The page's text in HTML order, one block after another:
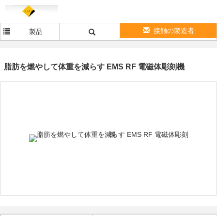
製品 接触の製造者
脂肪を燃やして体重を減らす EMS RF 電磁体彫刻機